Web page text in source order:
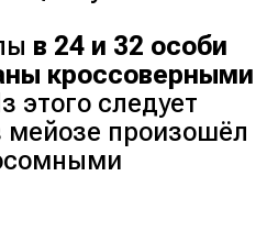
в 24 и 32 особи
кроссоверными
этого следует
мейозе произошёл